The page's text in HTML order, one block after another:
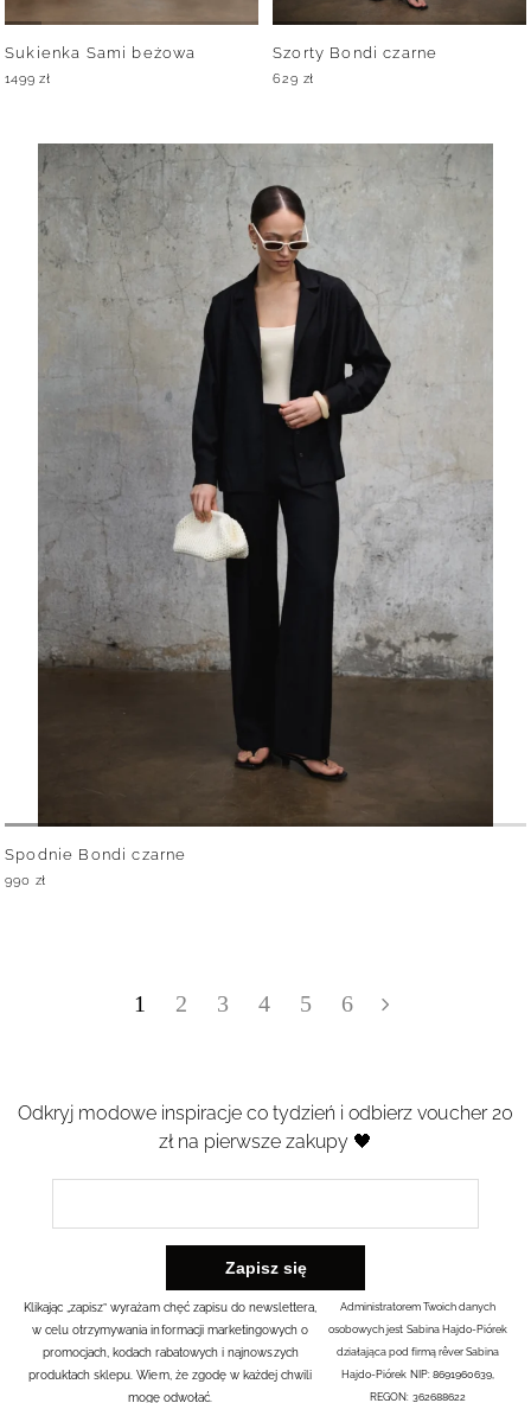
Sukienka Sami beżowa
1499zł
Szorty Bondi czarne
629 zł
Spodnie Bondi czarne
990 zł
1 2 3 4 5 6
Odkryj modowe inspiracje co tydzień i odbierz voucher 20
zł na pierwsze zakupy 🖤
Klikając „zapisz” wyrażam chęć zapisu do newslettera,
w celu otrzymywania informacji marketingowych o
promocjach, kodach rabatowych i najnowszych
produktach sklepu. Wiem, że zgodę w każdej chwili
mogę odwołać.
Administratorem Twoich danych
osobowych jest Sabina Hajdo-Piórek
działająca pod firmą rêver Sabina
Hajdo-Piórek NIP: 8691960639,
REGON: 362688622